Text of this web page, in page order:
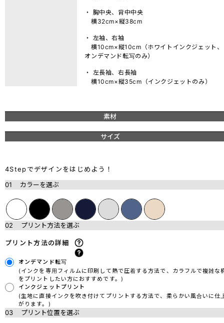
・ 胸中央、背中中央
横32cm×縦38cm
・ 左袖、右袖
横10cm×縦10cm（ホワイトインクジェット、
オンデマンド転写のみ）
・ 左長袖、右長袖
横10cm×縦35cm（インクジェットのみ）
素材
サイズ
4Stepでデザインをはじめよう！
01
カラーを選ぶ
02 プリント方法を選ぶ
プリント方法の詳細
オンデマンド転写
(インクを専用フィルムに印刷して熱で圧着する方法で、カラフルで複雑な
をプリントしたい方におすすめです。)
インクジェットプリント
(生地に直接インクを吹き付けてプリントする方法で、柔らかい風合いに仕
がります。)
03 プリント位置を選ぶ